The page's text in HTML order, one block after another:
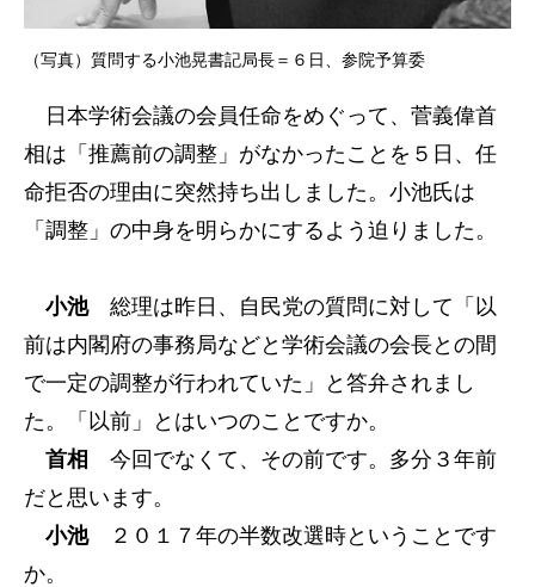
（写真）質問する小池晃書記局長＝６日、参院予算委
日本学術会議の会員任命をめぐって、菅義偉首
相は「推薦前の調整」がなかったことを５日、任
命拒否の理由に突然持ち出しました。小池氏は
「調整」の中身を明らかにするよう迫りました。
小池総理は昨日、自民党の質問に対して「以
前は内閣府の事務局などと学術会議の会長との間
で一定の調整が行われていた」と答弁されまし
た。「以前」とはいつのことですか。
首相
今回でなくて、その前です。多分３年前
だと思います。
小池２０１７年の半数改選時ということです
か。